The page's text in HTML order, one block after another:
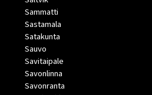
Sammatti
Sastamala
Satakunta
Sauvo
Savitaipale
Savonlinna
Savonranta